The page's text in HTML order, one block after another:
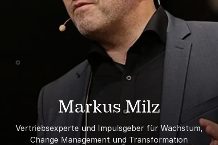
Markus Milz
Vertriebsexperte und Impulsgeber für Wachstum,
Change Management und Transformation